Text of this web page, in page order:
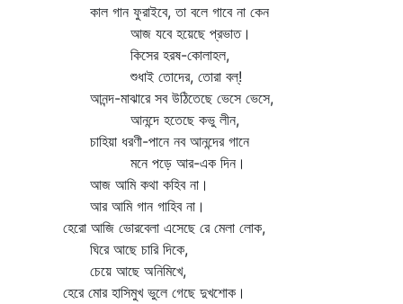
কাল গান ফুরাইবে, তা বলে গাবে না কেন
আজ যবে হয়েছে প্রভাত।
কিসের হরষ-কোলাহল,
শুধাই তোদের, তোরা বল্‌!
আনন্দ-মাঝারে সব উঠিতেছে ভেসে ভেসে,
আনন্দে হতেছে কভু লীন,
চাহিয়া ধরণী-পানে নব আনন্দের গানে
মনে পড়ে আর-এক দিন।
আজ আমি কথা কহিব না।
আর আমি গান গাহিব না।
হেরো আজি ভোরবেলা এসেছে রে মেলা লোক,
ঘিরে আছে চারি দিকে,
চেয়ে আছে অনিমিখে,
হেরে মোর হাসিমুখ ভুলে গেছে দুখশোক।